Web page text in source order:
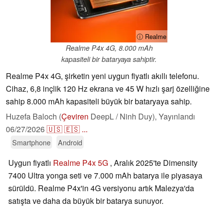
ⓘ Realme
Realme P4x 4G, 8.000 mAh
kapasiteli bir bataryaya sahiptir.
Realme P4x 4G, şirketin yeni uygun fiyatlı akıllı telefonu.
Cihaz, 6,8 inçlik 120 Hz ekrana ve 45 W hızlı şarj özelliğine
sahip 8.000 mAh kapasiteli büyük bir bataryaya sahip.
Huzefa Baloch (Çeviren DeepL / Ninh Duy), Yayınlandı
06/27/2026🇺🇸🇪🇸 ...
Smartphone Android
Uygun fiyatlı Realme P4x 5G , Aralık 2025'te Dimensity
7400 Ultra yonga seti ve 7.000 mAh batarya ile piyasaya
sürüldü. Realme P4x'in 4G versiyonu artık Malezya'da
satışta ve daha da büyük bir batarya sunuyor.